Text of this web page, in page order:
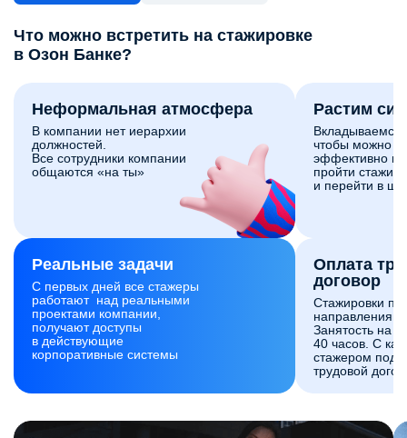
Что можно встретить на стажировке
в Озон Банке?
Неформальная атмосфера
В компании нет иерархии
должностей.
Все сотрудники компании
общаются «на ты»
Реальные задачи
С первых дней все стажеры
работают над реальными
проектами компании,
получают доступы
в действующие
корпоративные системы
Растим
Вкладываемся
чтобы можно
эффективно и
пройти
и перейти в
Оплата
договор
Стажировки по
направлениям
Занятость на
40 часов. С
стажером
трудовой